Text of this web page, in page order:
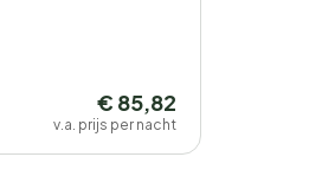
€ 85,82
v.a. prijs per nacht